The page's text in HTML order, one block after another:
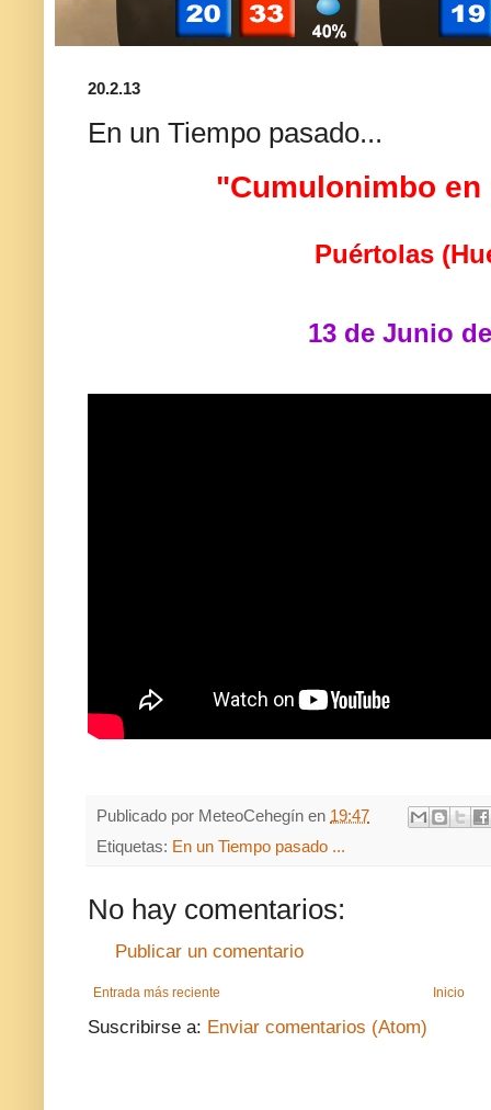
20.2.13
En un Tiempo pasado...
"Cumulonimbo
Puértolas
13 de Junio
Publicado por MeteoCehegín en 19:47
Etiquetas: En un Tiempo pasado ...
No hay comentarios:
Publicar un comentario
Entrada más reciente Inicio
Suscribirse a: Enviar comentarios (Atom)